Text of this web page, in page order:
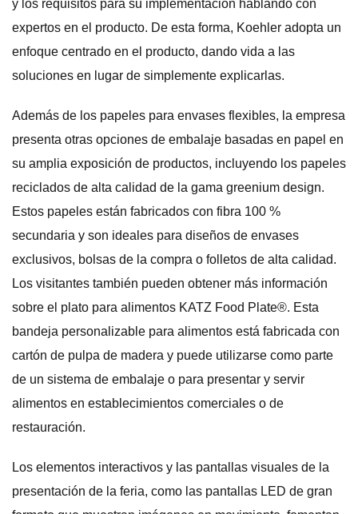
y los requisitos para su implementación hablando con
expertos en el producto. De esta forma, Koehler adopta un
enfoque centrado en el producto, dando vida a las
soluciones en lugar de simplemente explicarlas.
Además de los papeles para envases flexibles, la empresa
presenta otras opciones de embalaje basadas en papel en
su amplia exposición de productos, incluyendo los papeles
reciclados de alta calidad de la gama greenium design.
Estos papeles están fabricados con fibra 100 %
secundaria y son ideales para diseños de envases
exclusivos, bolsas de la compra o folletos de alta calidad.
Los visitantes también pueden obtener más información
sobre el plato para alimentos KATZ Food Plate®. Esta
bandeja personalizable para alimentos está fabricada con
cartón de pulpa de madera y puede utilizarse como parte
de un sistema de embalaje o para presentar y servir
alimentos en establecimientos comerciales o de
restauración.
Los elementos interactivos y las pantallas visuales de la
presentación de la feria, como las pantallas LED de gran